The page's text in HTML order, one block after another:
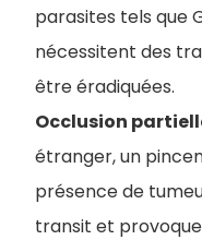
parasites tels que
nécessitent des
être éradiquées.
Occlusion
étranger, un
présence de
transit et